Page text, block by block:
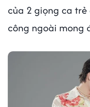
của 2 giọng ca
công ngoài mong